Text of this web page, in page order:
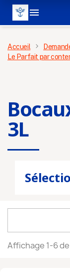

MENU
Accueil
Le Parfait par
3L
Affichage 1-6